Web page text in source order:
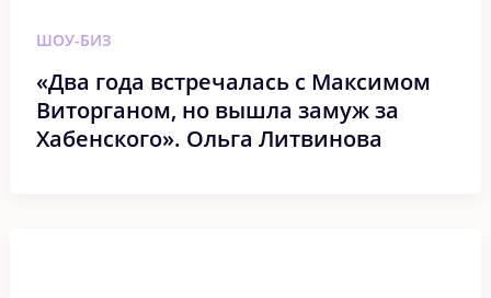
ШОУ-БИЗ
«Два года встречалась с Максимом
Виторганом, но вышла замуж за
Хабенского». Ольга Литвинова